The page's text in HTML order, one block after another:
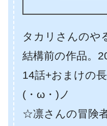
タカリさんのや
結構前の作品。
14話+おまけの長
(・ω・)ノ
☆凛さんの冒険